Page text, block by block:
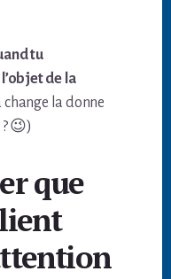
tu
de la
la donne
😉)
que